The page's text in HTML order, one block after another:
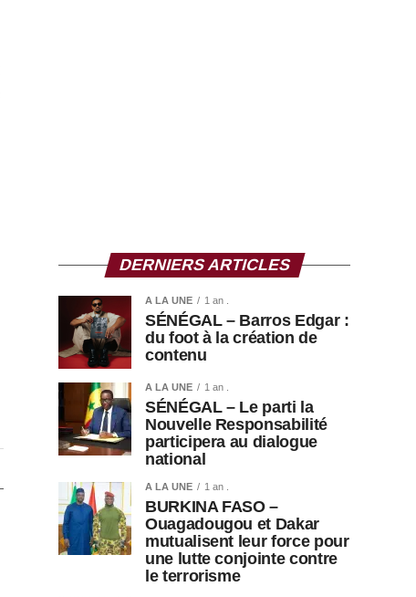
DERNIERS ARTICLES
A LA UNE 1 an .
SÉNÉGAL – Barros Edgar :
du foot à la création de
contenu
A LA UNE 1 an .
SÉNÉGAL – Le parti la
Nouvelle Responsabilité
participera au dialogue
national
A LA UNE 1 an .
BURKINA FASO –
Ouagadougou et Dakar
mutualisent leur force pour
une lutte conjointe contre
le terrorisme